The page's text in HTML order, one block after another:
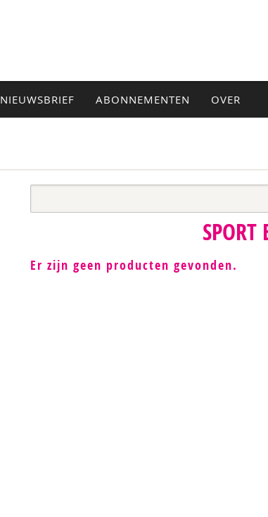
NIEUWSBRIEF ABONNEMENTEN OVER
SPORT
Er zijn geen producten gevonden.